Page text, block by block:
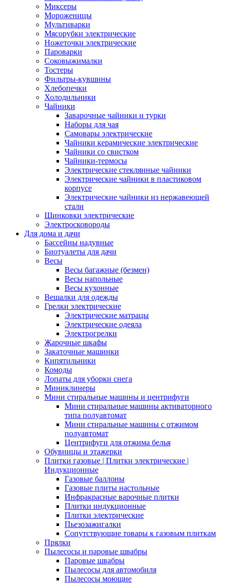
Миксеры
Мороженицы
Мультиварки
Мясорубки электрические
Ножеточки электрические
Пароварки
Соковыжималки
Тостеры
Фильтры-кувшины
Хлебопечки
Холодильники
Чайники
Заварочные чайники и турки
Наборы для чая
Самовары электрические
Чайники керамические электрические
Чайники со свистком
Чайники-термосы
Электрические стеклянные чайники
Электрические чайники в пластиковом
корпусе
Электрические чайники из нержавеющей
стали
Шинковки электрические
Электросковороды
Для дома и дачи
Бассейны надувные
Биотуалеты для дачи
Весы
Весы багажные (безмен)
Весы напольные
Весы кухонные
Вешалки для одежды
Грелки электрические
Электрические матрацы
Электрические одеяла
Электрогрелки
Жарочные шкафы
Закаточные машинки
Кипятильники
Комоды
Лопаты для уборки снега
Миниклинеры
Мини стиральные машины и центрифуги
Мини стиральные машины активаторного
типа полуавтомат
Мини стиральные машины с отжимом
полуавтомат
Центрифуги для отжима белья
Обувницы и этажерки
Плитки газовые | Плитки электрические |
Индукционные
Газовые баллоны
Газовые плиты настольные
Инфракрасные варочные плитки
Плитки индукционные
Плитки электрические
Пьезозажигалки
Сопутствующие товары к газовым плиткам
Прялки
Пылесосы и паровые швабры
Паровые швабры
Пылесосы для автомобиля
Пылесосы моющие